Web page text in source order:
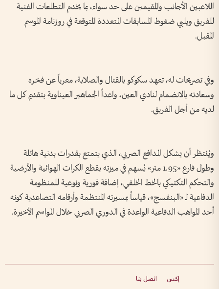
اللاعبين الأجانب والمقيمين على حد سواء، بما يخدم التطلعات الفنية
للفريق ويلبي ضغوط المسابقات المتعددة المتوقعة في روزنامة الموسم
المقبل.
وفي تصريحات له، تعهد سكوكو بالقتال والصلابة، معرباً عن فخره
وسعادته بالانضمام لنادي العين، واعداً الجماهير العيناوية بتقديم كل ما
لديه من أجل الفريق.
ويُنتظر أن يشكل المدافع الصربي، الذي يتمتع بقدرات بدنية هائلة
وطول فارع «1.95 متر» يُسهم في ميزته بقطع الكرات الهوائية والأرضية
والتحكم التكتيكي بالخط الخلفي، إضافة فورية ونوعية للمنظومة
الدفاعية لـ «البنفسج»، قياساً بمسيرته المنتظمة وأرقامه التصاعدية كونه
أحد المواهب الدفاعية الواعدة في الدوري الصربي خلال المواسم الأخيرة.
إكس
اتصل بنا